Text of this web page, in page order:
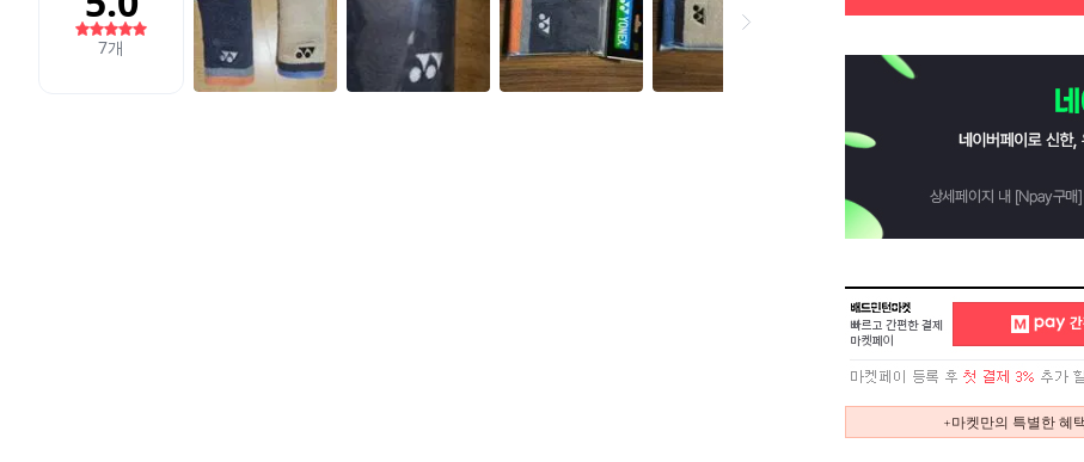
+마켓만의 특별한 혜